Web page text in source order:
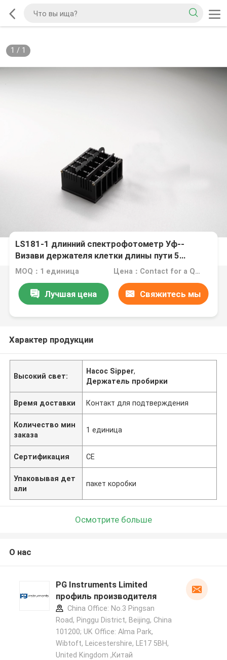
1 / 1
LS181-1 длинний спектрофотометр Уф--
Визави держателя клетки длины пути 5
разделяет/вспомогательное оборудование
MOQ：1 единица Цена：Contact for a Quote
Лучшая цена Свяжитесь мы
Характер продукции
Высокий свет:
Насос Sipper,
Держатель пробирки
Время доставки Контакт для подтверждения
Количество мин
заказа
1 единица
Сертификация CE
Упаковывая дет
али
пакет коробки
Осмотрите больше
О нас
PG Instruments Limited
профиль производителя
China Office: No.3 Pingsan
Road, Pinggu District, Beijing, China
101200; UK Office: Alma Park,
Wibtoft, Leicestershire, LE17 5BH,
United Kingdom ,Китай